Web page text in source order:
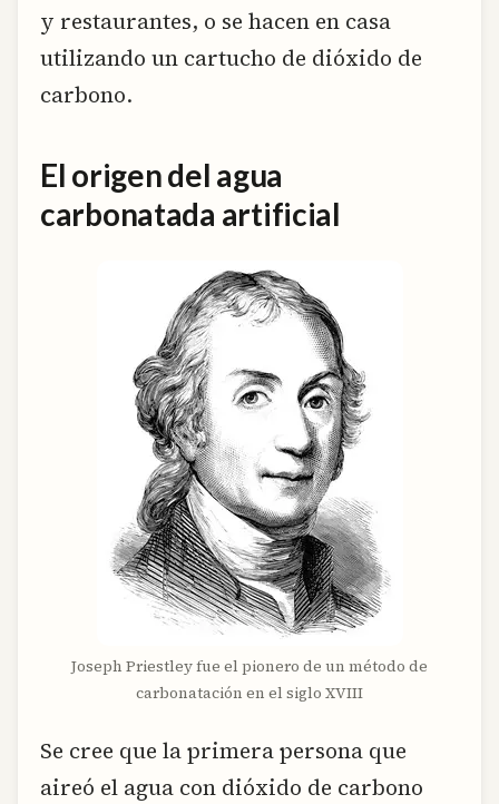
y restaurantes, o se hacen en casa
utilizando un cartucho de dióxido de
carbono.
El origen del agua
carbonatada artificial
Joseph Priestley fue el pionero de un método de
carbonatación en el siglo XVIII
Se cree que la primera persona que
aireó el agua con dióxido de carbono